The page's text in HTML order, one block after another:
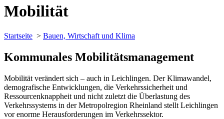
Mobilität
Startseite > Bauen, Wirtschaft und Klima
Kommunales Mobilitätsmanagement
Mobilität verändert sich – auch in Leichlingen. Der Klimawandel,
demografische Entwicklungen, die Verkehrssicherheit und
Ressourcenknappheit und nicht zuletzt die Überlastung des
Verkehrssystems in der Metropolregion Rheinland stellt Leichlingen
vor enorme Herausforderungen im Verkehrssektor.